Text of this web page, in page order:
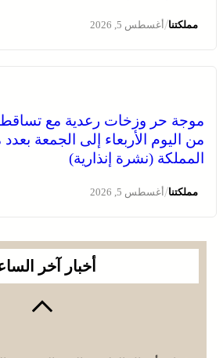
مملكتنا/أغسطس 5, 2026
موجة حر وزخات رعدية مع تساقط
من اليوم الأربعاء إلى الجمعة
المملكة (نشرة إنذارية)
مملكتنا/أغسطس 5, 2026
أخبار آخر